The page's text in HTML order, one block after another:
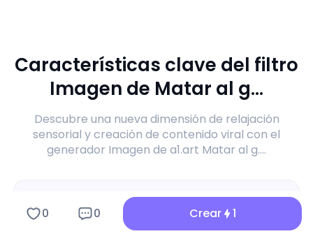
Características clave del filtro
Imagen de Matar al g...
Descubre una nueva dimensión de relajación
sensorial y creación de contenido viral con el
generador Imagen de a1.art Matar al g....
0 0 Crear 1